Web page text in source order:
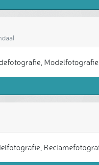
Modelfotografie